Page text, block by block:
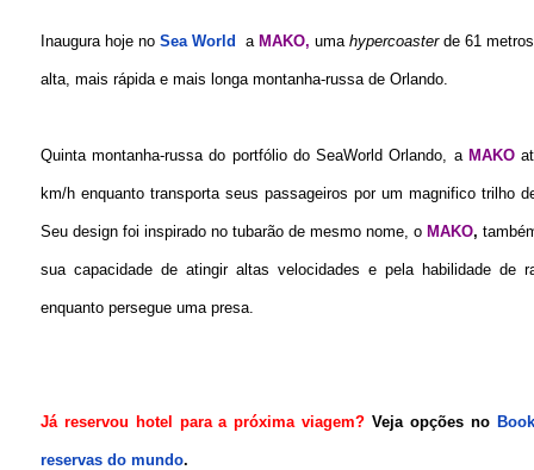
Inaugura hoje no Sea World a MAKO, uma hypercoasterde 61
alta, mais rápida e mais longa montanha-russa de Orlando.
Quinta montanha-russa do portfólio do SeaWorld Orlando, a MAKO
km/h enquanto transporta seus passageiros por um magnifico trilho
Seu design foi inspirado no tubarão de mesmo nome, o MAKO,
sua capacidade de atingir altas velocidades e pela habilidade de
enquanto persegue uma presa.
Já reservou hotel para a próxima viagem?Veja opções no
reservas do mundo.